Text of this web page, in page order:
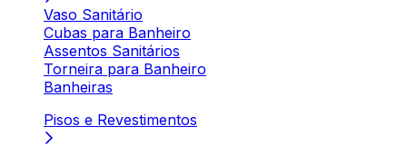
Vaso Sanitário
Cubas para Banheiro
Assentos Sanitários
Torneira para Banheiro
Banheiras
Pisos e Revestimentos